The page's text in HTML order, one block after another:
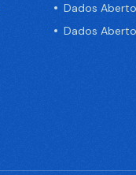
Dados
Dados